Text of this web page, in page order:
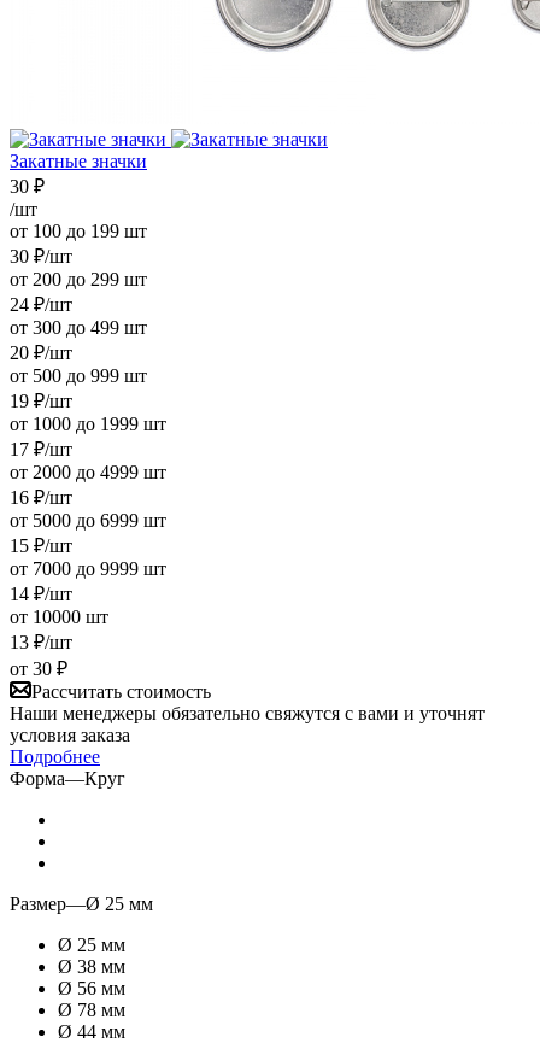
Закатные значки
30 ₽
/шт
от 100 до 199 шт
30 ₽/шт
от 200 до 299 шт
24 ₽/шт
от 300 до 499 шт
20 ₽/шт
от 500 до 999 шт
19 ₽/шт
от 1000 до 1999 шт
17 ₽/шт
от 2000 до 4999 шт
16 ₽/шт
от 5000 до 6999 шт
15 ₽/шт
от 7000 до 9999 шт
14 ₽/шт
от 10000 шт
13 ₽/шт
от 30 ₽
Рассчитать стоимость
Наши менеджеры обязательно свяжутся с вами и уточнят
условия заказа
Подробнее
Форма—Круг
Размер—Ø 25 мм
Ø 25 мм
Ø 38 мм
Ø 56 мм
Ø 78 мм
Ø 44 мм